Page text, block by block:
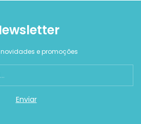
e promoções